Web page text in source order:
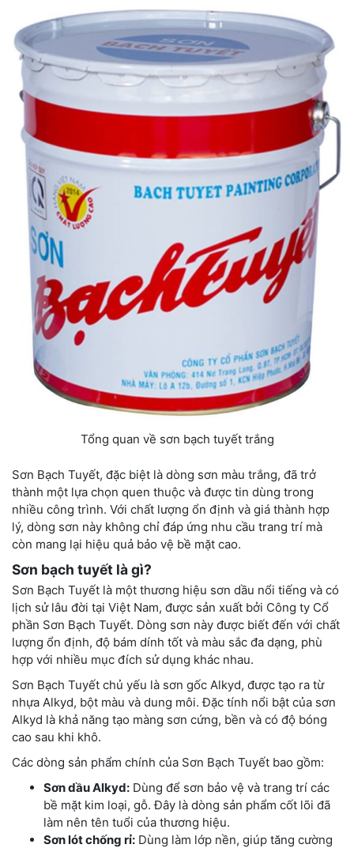
Tổng quan về sơn bạch tuyết trắng
Sơn Bạch Tuyết, đặc biệt là dòng sơn màu trắng, đã trở
thành một lựa chọn quen thuộc và được tin dùng trong
nhiều công trình. Với chất lượng ổn định và giá thành hợp
lý, dòng sơn này không chỉ đáp ứng nhu cầu trang trí mà
còn mang lại hiệu quả bảo vệ bề mặt cao.
Sơn bạch tuyết là gì?
Sơn Bạch Tuyết là một thương hiệu sơn dầu nổi tiếng và có
lịch sử lâu đời tại Việt Nam, được sản xuất bởi Công ty Cổ
phần Sơn Bạch Tuyết. Dòng sơn này được biết đến với chất
lượng ổn định, độ bám dính tốt và màu sắc đa dạng, phù
hợp với nhiều mục đích sử dụng khác nhau.
Sơn Bạch Tuyết chủ yếu là sơn gốc Alkyd, được tạo ra từ
nhựa Alkyd, bột màu và dung môi. Đặc tính nổi bật của sơn
Alkyd là khả năng tạo màng sơn cứng, bền và có độ bóng
cao sau khi khô.
Các dòng sản phẩm chính của Sơn Bạch Tuyết bao gồm:
Sơn dầu Alkyd: Dùng để sơn bảo vệ và trang trí các
bề mặt kim loại, gỗ. Đây là dòng sản phẩm cốt lõi đã
làm nên tên tuổi của thương hiệu.
Sơn lót chống rỉ: Dùng làm lớp nền, giúp tăng cường